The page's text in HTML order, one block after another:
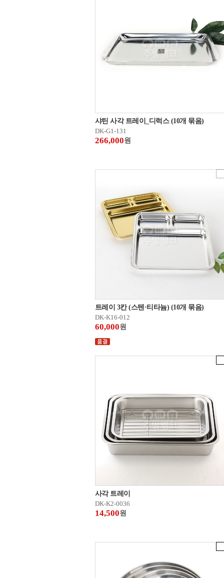
샤틴 사각 트레이_디럭스 (10개 묶음)
DK-G1-131
266,000원
트레이 3칸 (스텐·티타늄) (10개 묶음)
DK-K16-012
60,000원
사각 트레이
DK-K2-0036
14,500원